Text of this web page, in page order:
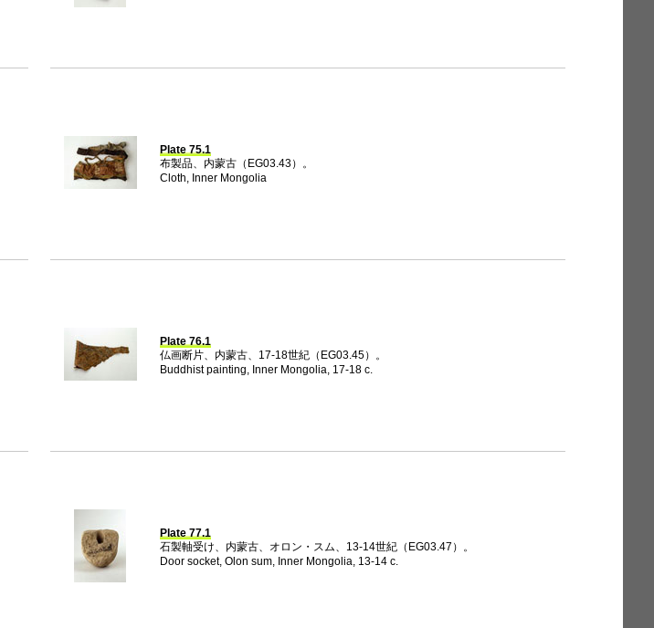
Plate 75.1
布製品、内蒙古（EG03.43）。
Cloth, Inner Mongolia
Plate 76.1
仏画断片、内蒙古、17-18世紀（EG03.45）。
Buddhist painting, Inner Mongolia, 17-18 c.
Plate 77.1
石製軸受け、内蒙古、オロン・スム、13-14世紀（EG03.47）。
Door socket, Olon sum, Inner Mongolia, 13-14 c.